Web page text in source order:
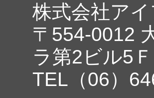
株式会社ア
〒554-0012
ラ第2ビル5Ｆ
TEL（06）